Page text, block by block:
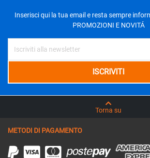
Inserisci qui la tua email e resta sempre
PROMOZIONI E NOVITÁ
Torna su
METODI DI PAGAMENTO